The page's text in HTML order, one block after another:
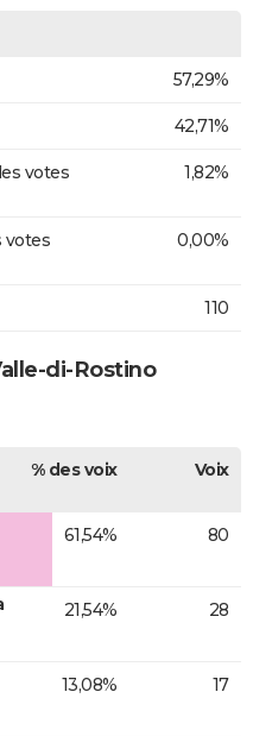
57,29%
42,71%
votes
1,82%
votes
0,00%
110
di-Rostino
% des voix Voix
61,54% 80
21,54% 28
13,08% 17